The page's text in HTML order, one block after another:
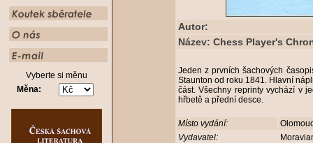
Vyberte si měnu
Měna:
Autor:
Název: Chess Player's
Jeden z prvních šachových
Staunton od roku 1841. Hlavní
část. Všechny reprinty vychází v
hřbetě a přední desce.
Místo vydání:
Vydavatel: